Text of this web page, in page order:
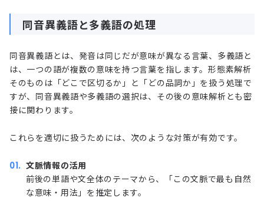
同音異義語と多義語の処理
同音異義語とは、発音は同じだが意味が異なる言葉、多義語と
は、一つの語が複数の意味を持つ言葉を指します。形態素解析
そのものは「どこで区切るか」と「どの品詞か」を扱う処理で
すが、同音異義語や多義語の選択は、その後の意味解析とも密
接に関わります。
これらを適切に扱うためには、次のような対策が有効です。
文脈情報の活用
前後の単語や文全体のテーマから、「この文脈で最も自然
な意味・用法」を推定します。